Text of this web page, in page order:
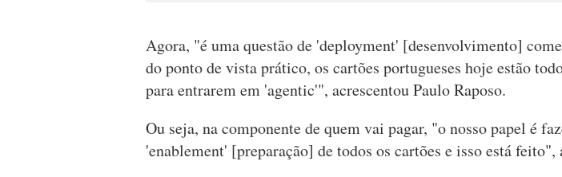
Agora, "é uma questão de 'deployment' [desenvolvimento]
do ponto de vista prático, os cartões portugueses hoje estão
para entrarem em 'agentic'", acrescentou Paulo Raposo.
Ou seja, na componente de quem vai pagar, "o nosso papel é
'enablement' [preparação] de todos os cartões e isso está feito",